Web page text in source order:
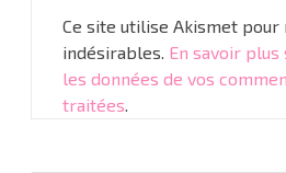
Ce site utilise Akismet pour
indésirables. En savoir
les données de vos
traitées